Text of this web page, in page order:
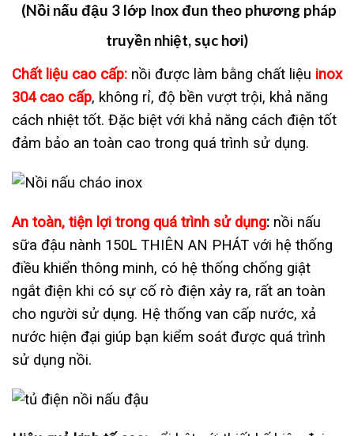
(Nồi nấu đậu 3 lớp Inox đun theo phương pháp
truyền nhiệt, sục hơi)
Chất liệu cao cấp: nồi được làm bằng chất liệu inox
304 cao cấp, không rỉ, độ bền vượt trội, khả năng
cách nhiệt tốt. Đặc biệt với khả năng cách điện tốt
đảm bảo an toàn cao trong quá trình sử dụng.
An toàn, tiện lợi trong quá trình sử dụng: nồi nấu
sữa đậu nành 150L THIÊN AN PHÁT với hệ thống
điều khiển thông minh, có hệ thống chống giật
ngắt điện khi có sự cố rò điện xảy ra, rất an toàn
cho người sử dụng. Hệ thống van cấp nước, xả
nước hiện đại giúp bạn kiểm soát được quá trình
sử dụng nồi.